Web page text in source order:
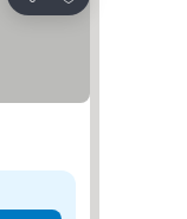
Partilhar